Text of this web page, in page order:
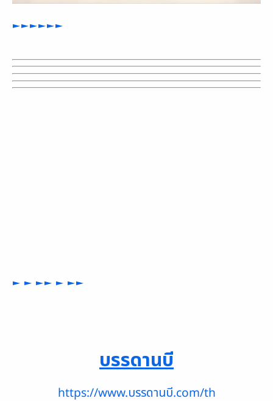
►►►►►►
► ► ►► ► ►►
บรรดานบี
https://www.บรรดานบี.com/th